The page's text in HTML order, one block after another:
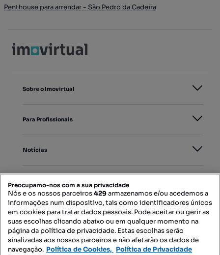
Penthouse para arrendar - São Pedro da Cadeira
Sobre o Imovirtual
Para Profissionais
Notícias
Mapa do Site
Contacte-nos
Preocupamo-nos com a sua privacidade
Nós e os nossos parceiros429armazenamos e/ou acedemos a
informações num dispositivo, tais como identificadores únicos
em cookies para tratar dados pessoais. Pode aceitar ou gerir as
suas escolhas clicando abaixo ou em qualquer momento na
página da política de privacidade. Estas escolhas serão
sinalizadas aos nossos parceiros e não afetarão os dados de
navegação. Política de Cookies, Política de Privacidade